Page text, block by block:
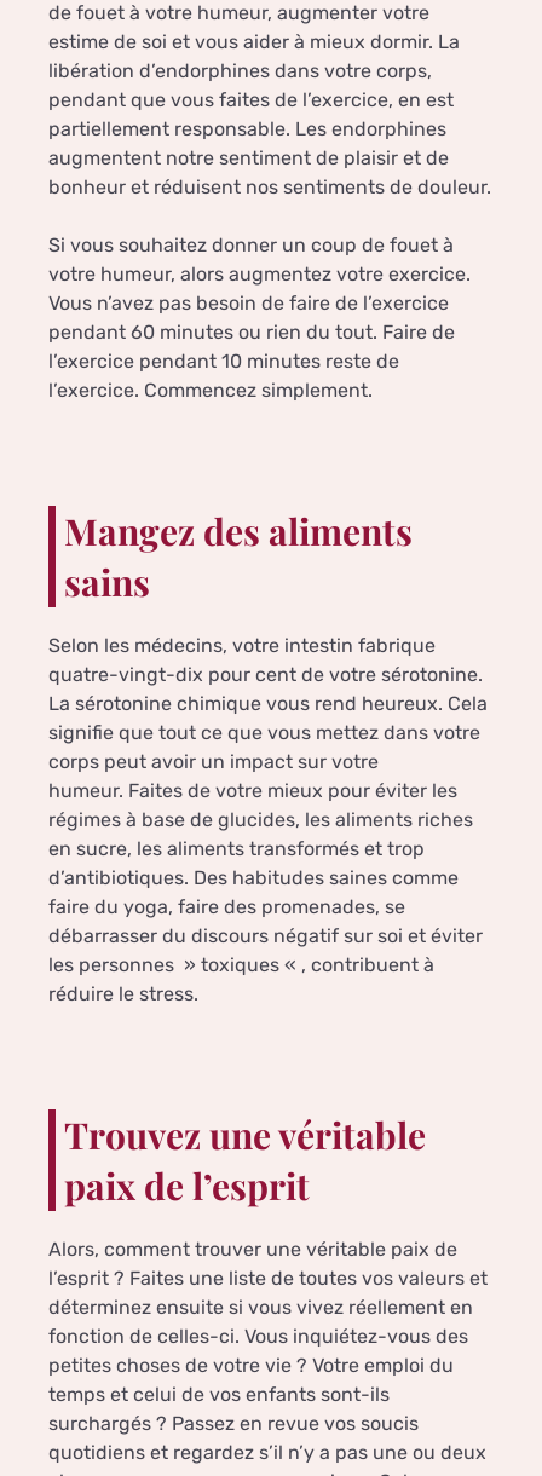
de fouet à votre humeur, augmenter votre
estime de soi et vous aider à mieux dormir. La
libération d’endorphines dans votre corps,
pendant que vous faites de l’exercice, en est
partiellement responsable. Les endorphines
augmentent notre sentiment de plaisir et de
bonheur et réduisent nos sentiments de douleur.
Si vous souhaitez donner un coup de fouet à
votre humeur, alors augmentez votre exercice.
Vous n’avez pas besoin de faire de l’exercice
pendant 60 minutes ou rien du tout. Faire de
l’exercice pendant 10 minutes reste de
l’exercice. Commencez simplement.
Mangez des aliments
sains
Selon les médecins, votre intestin fabrique
quatre-vingt-dix pour cent de votre sérotonine.
La sérotonine chimique vous rend heureux. Cela
signifie que tout ce que vous mettez dans votre
corps peut avoir un impact sur votre
humeur. Faites de votre mieux pour éviter les
régimes à base de glucides, les aliments riches
en sucre, les aliments transformés et trop
d’antibiotiques. Des habitudes saines comme
faire du yoga, faire des promenades, se
débarrasser du discours négatif sur soi et éviter
les personnes » toxiques « , contribuent à
réduire le stress.
Trouvez une véritable
paix de l’esprit
Alors, comment trouver une véritable paix de
l’esprit ? Faites une liste de toutes vos valeurs et
déterminez ensuite si vous vivez réellement en
fonction de celles-ci. Vous inquiétez-vous des
petites choses de votre vie ? Votre emploi du
temps et celui de vos enfants sont-ils
surchargés ? Passez en revue vos soucis
quotidiens et regardez s’il n’y a pas une ou deux